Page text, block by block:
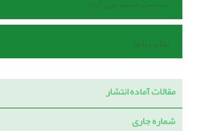
سیاست دسترسی آزاد
تماس با ما
مقالات آماده انتشار
شماره جاری